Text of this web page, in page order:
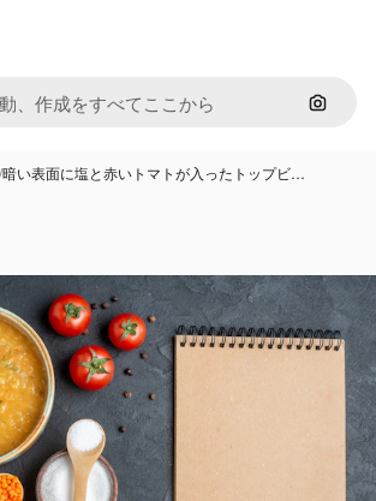
画像で
/暗い表面に塩と赤いトマトが入ったトップビ…